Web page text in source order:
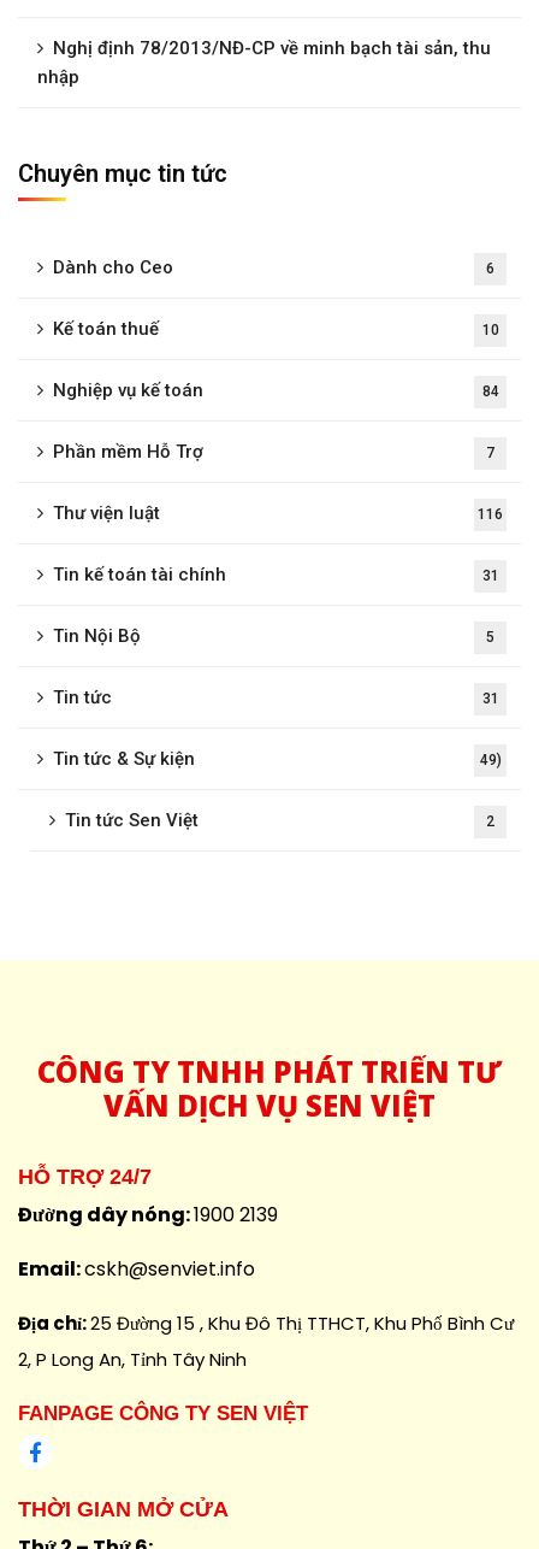
Nghị định 78/2013/NĐ-CP về minh bạch tài sản, thu
nhập
Chuyên mục tin tức
Dành cho Ceo 6
Kế toán thuế 10
Nghiệp vụ kế toán 84
Phần mềm Hỗ Trợ 7
Thư viện luật 116
Tin kế toán tài chính 31
Tin Nội Bộ 5
Tin tức 31
Tin tức & Sự kiện 49)
Tin tức Sen Việt 2
CÔNG
VẤN DỊCH VỤ SEN VIỆT
HỖ TRỢ 24/7
Email:cskh@senviet.info
Địa chỉ:25 Đường 15 , Khu Đô Thị TTHCT, Khu Phố Bình Cư
2, P Long An, Tỉnh Tây Ninh
FANPAGE CÔNG TY SEN VIỆT